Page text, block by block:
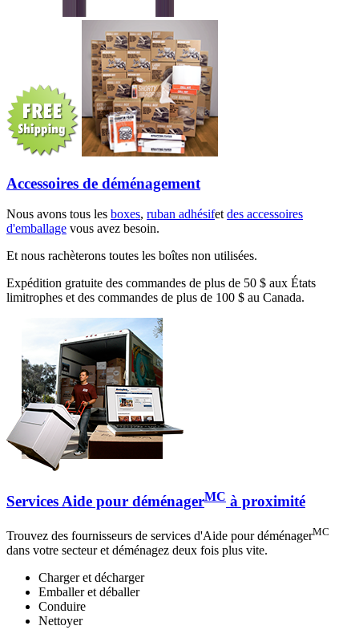
Accessoires de déménagement
Nous avons tous les boxes, ruban adhésifetdes accessoires
d'emballage vous avez besoin.
Et nous rachèterons toutes les boîtes non utilisées.
Expédition gratuite des commandes de plus de 50 $ aux États
limitrophes et des commandes de plus de 100 $ au Canada.
Services Aide pour déménagerMC à proximité
Trouvez des fournisseurs de services d'Aide pour déménagerMC
dans votre secteur et déménagez deux fois plus vite.
Charger et décharger
Emballer et déballer
Conduire
Nettoyer